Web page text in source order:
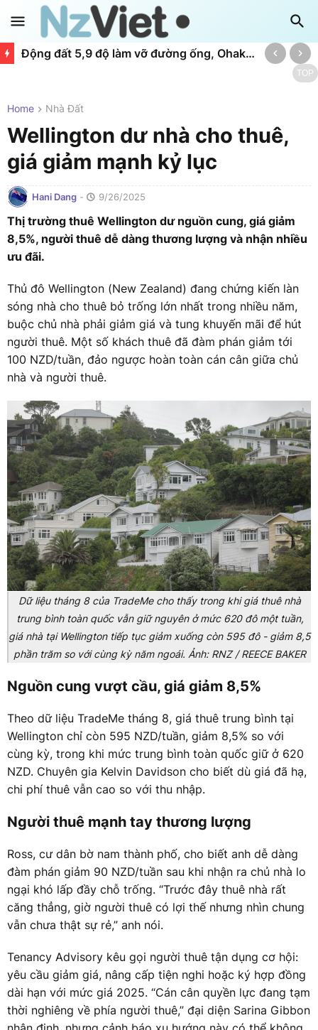
Động đất 5,9 độ làm vỡ đường ống, Ohakune đối mặt nguy cơ cạn nước
TOP
Home Nhà Đất
Wellington dư nhà cho thuê,
giá giảm mạnh kỷ lục
Hani Dang - 9/26/2025
Thị trường thuê Wellington dư nguồn cung, giá giảm
8,5%, người thuê dễ dàng thương lượng và nhận nhiều
ưu đãi.
Thủ đô Wellington (New Zealand) đang chứng kiến làn
sóng nhà cho thuê bỏ trống lớn nhất trong nhiều năm,
buộc chủ nhà phải giảm giá và tung khuyến mãi để hút
người thuê. Một số khách thuê đã đàm phán giảm tới
100 NZD/tuần, đảo ngược hoàn toàn cán cân giữa chủ
nhà và người thuê.
Dữ liệu tháng 8 của TradeMe cho thấy trong khi giá thuê nhà
trung bình toàn quốc vẫn giữ nguyên ở mức 620 đô một tuần,
giá nhà tại Wellington tiếp tục giảm xuống còn 595 đô - giảm 8,5
phần trăm so với cùng kỳ năm ngoái. Ảnh: RNZ / REECE BAKER
Nguồn cung vượt cầu, giá giảm 8,5%
Theo dữ liệu TradeMe tháng 8, giá thuê trung bình tại
Wellington chỉ còn 595 NZD/tuần, giảm 8,5% so với
cùng kỳ, trong khi mức trung bình toàn quốc giữ ở 620
NZD. Chuyên gia Kelvin Davidson cho biết dù giá đã hạ,
chi phí thuê vẫn cao so với thu nhập.
Người thuê mạnh tay thương lượng
Ross, cư dân bờ nam thành phố, cho biết anh dễ dàng
đàm phán giảm 90 NZD/tuần sau khi nhận ra chủ nhà lo
ngại khó lấp đầy chỗ trống. “Trước đây thuê nhà rất
căng thẳng, giờ người thuê có lợi thế nhưng nhìn chung
vẫn chưa thật sự rẻ,” anh nói.
Tenancy Advisory kêu gọi người thuê tận dụng cơ hội:
yêu cầu giảm giá, nâng cấp tiện nghi hoặc ký hợp đồng
dài hạn với mức giá 2025. “Cán cân quyền lực đang tạm
thời nghiêng về phía người thuê,” đại diện Sarina Gibbon